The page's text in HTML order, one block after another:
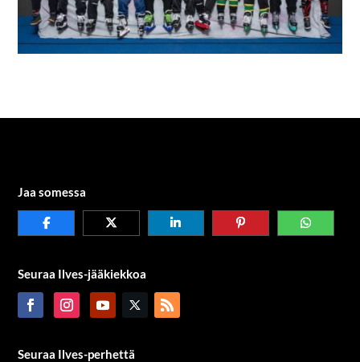
Jaa somessa
Seuraa Ilves-jääkiekkoa
Seuraa Ilves-perhettä